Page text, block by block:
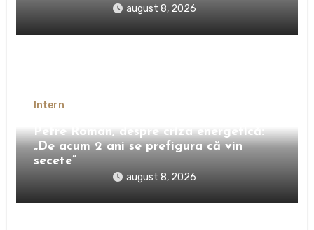
august 8, 2026
Intern
Petre Roman, despre criza energetică:
„De acum 2 ani se prefigura că vin
secete”
august 8, 2026